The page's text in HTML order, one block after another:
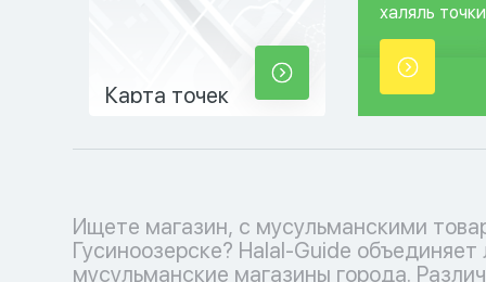
Карта точек
халяль
Ищете магазин, с мусульманскими
Гусиноозерске? Halal-Guide объединяет
мусульманские магазины города.
и аксессуаров до религиозных книг и
дома - у нас есть все, чтобы